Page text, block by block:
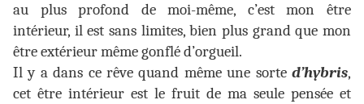
au plus profond de moi-même, c’est mon être
intérieur, il est sans limites, bien plus grand que mon
être extérieur même gonflé d’orgueil.
Il y a dans ce rêve quand même une sorte d’hybris,
cet être intérieur est le fruit de ma seule pensée et